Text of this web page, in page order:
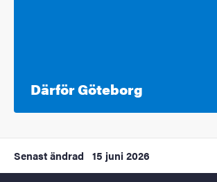
Därför Göteborg
Senast ändrad 15 juni 2026